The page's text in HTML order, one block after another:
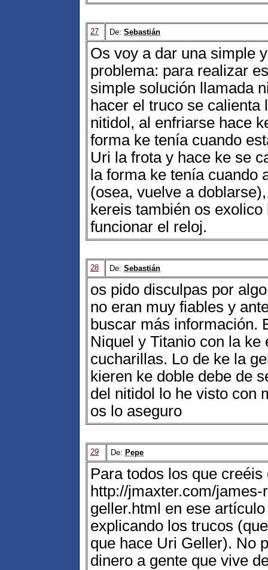
27 De: Sebastián
Os voy a dar una simple
problema: para realizar
simple solución llamada
hacer el truco se
nitidol, al enfriarse hace
forma ke tenía cuando
Uri la frota y hace ke se
la forma ke tenía cuando
(osea, vuelve a
kereis también os
funcionar el reloj.
28 De: Sebastián
os pido disculpas por
no eran muy fiables y
buscar más información.
Niquel y Titanio con la ke
cucharillas. Lo de ke la
kieren ke doble debe de
del nitidol lo he visto con
os lo aseguro
29 De: Pepe
Para todos los que
http://jmaxter.com/
geller.html en ese
explicando los trucos
que hace Uri Geller). No
dinero a gente que vive